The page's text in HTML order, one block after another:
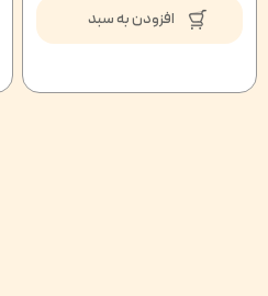
افزودن به سبد